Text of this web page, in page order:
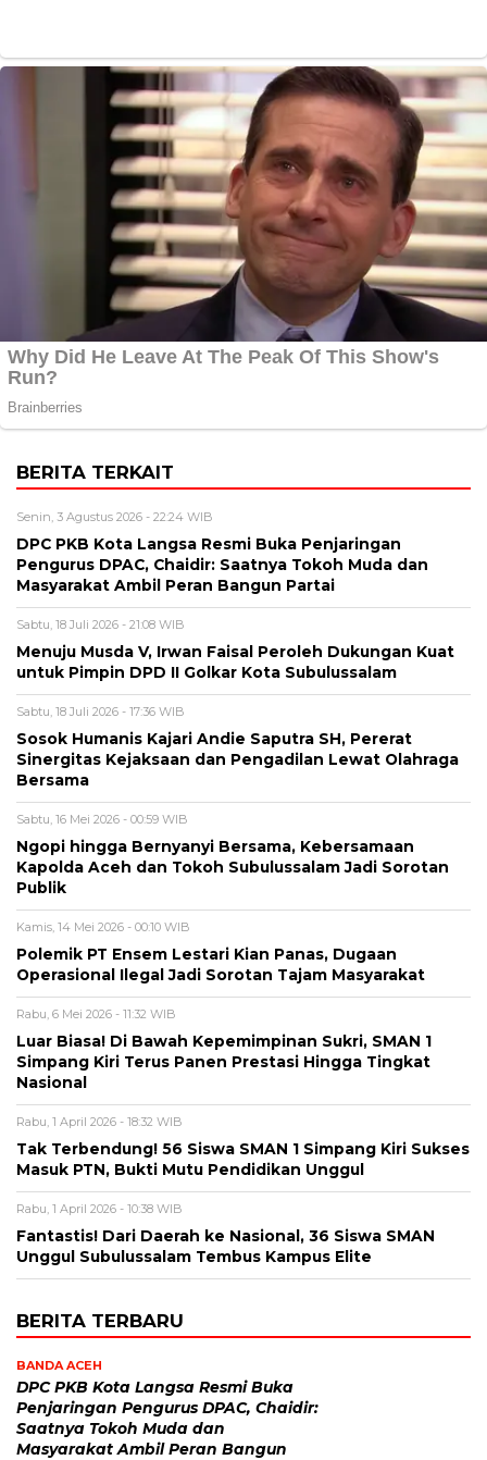
BERITA TERKAIT
Senin, 3 Agustus 2026 - 22:24 WIB
DPC PKB Kota Langsa Resmi Buka Penjaringan
Pengurus DPAC, Chaidir: Saatnya Tokoh Muda dan
Masyarakat Ambil Peran Bangun Partai
Sabtu, 18 Juli 2026 - 21:08 WIB
Menuju Musda V, Irwan Faisal Peroleh Dukungan Kuat
untuk Pimpin DPD II Golkar Kota Subulussalam
Sabtu, 18 Juli 2026 - 17:36 WIB
Sosok Humanis Kajari Andie Saputra SH, Pererat
Sinergitas Kejaksaan dan Pengadilan Lewat Olahraga
Bersama
Sabtu, 16 Mei 2026 - 00:59 WIB
Ngopi hingga Bernyanyi Bersama, Kebersamaan
Kapolda Aceh dan Tokoh Subulussalam Jadi Sorotan
Publik
Kamis, 14 Mei 2026 - 00:10 WIB
Polemik PT Ensem Lestari Kian Panas, Dugaan
Operasional Ilegal Jadi Sorotan Tajam Masyarakat
Rabu, 6 Mei 2026 - 11:32 WIB
Luar Biasa! Di Bawah Kepemimpinan Sukri, SMAN 1
Simpang Kiri Terus Panen Prestasi Hingga Tingkat
Nasional
Rabu, 1 April 2026 - 18:32 WIB
Tak Terbendung! 56 Siswa SMAN 1 Simpang Kiri Sukses
Masuk PTN, Bukti Mutu Pendidikan Unggul
Rabu, 1 April 2026 - 10:38 WIB
Fantastis! Dari Daerah ke Nasional, 36 Siswa SMAN
Unggul Subulussalam Tembus Kampus Elite
BERITA TERBARU
BANDA ACEH
DPC PKB Kota Langsa Resmi Buka
Penjaringan Pengurus DPAC, Chaidir:
Saatnya Tokoh Muda dan
Masyarakat Ambil Peran Bangun